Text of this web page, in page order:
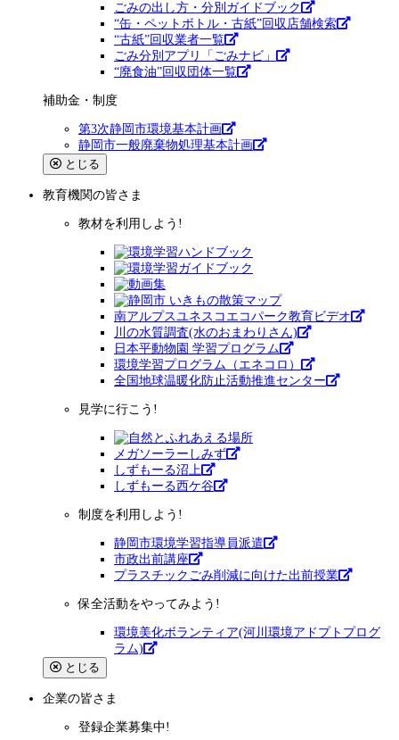
ごみの出し方・分別ガイドブック
“缶・ペットボトル・古紙”回収店舗検索
“古紙”回収業者一覧
ごみ分別アプリ「ごみナビ」
“廃食油”回収団体一覧
補助金・制度
第3次静岡市環境基本計画
静岡市一般廃棄物処理基本計画
とじる
教育機関の皆さま
教材を利用しよう!
南アルプスユネスコエコパーク教育ビデオ
川の水質調査(水のおまわりさん)
日本平動物園 学習プログラム
環境学習プログラム（エネコロ）
全国地球温暖化防止活動推進センター
見学に行こう!
メガソーラーしみず
しずもーる沼上
しずもーる⻄ケ谷
制度を利用しよう!
静岡市環境学習指導員派遣
市政出前講座
プラスチックごみ削減に向けた出前授業
保全活動をやってみよう!
環境美化ボランティア(河川環境アドプトプログ
ラム)
とじる
企業の皆さま
登録企業募集中!